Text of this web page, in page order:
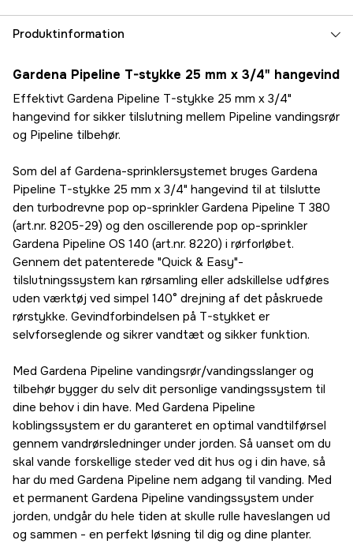
Produktinformation
Gardena Pipeline T-stykke 25 mm x 3/4" hangevind
Effektivt Gardena Pipeline T-stykke 25 mm x 3/4"
hangevind for sikker tilslutning mellem Pipeline vandingsrør
og Pipeline tilbehør.
Som del af Gardena-sprinklersystemet bruges Gardena
Pipeline T-stykke 25 mm x 3/4" hangevind til at tilslutte
den turbodrevne pop op-sprinkler Gardena Pipeline T 380
(art.nr. 8205-29) og den oscillerende pop op-sprinkler
Gardena Pipeline OS 140 (art.nr. 8220) i rørforløbet.
Gennem det patenterede "Quick & Easy"-
tilslutningssystem kan rørsamling eller adskillelse udføres
uden værktøj ved simpel 140° drejning af det påskruede
rørstykke. Gevindforbindelsen på T-stykket er
selvforseglende og sikrer vandtæt og sikker funktion.
Med Gardena Pipeline vandingsrør/vandingsslanger og
tilbehør bygger du selv dit personlige vandingssystem til
dine behov i din have. Med Gardena Pipeline
koblingssystem er du garanteret en optimal vandtilførsel
gennem vandrørsledninger under jorden. Så uanset om du
skal vande forskellige steder ved dit hus og i din have, så
har du med Gardena Pipeline nem adgang til vanding. Med
et permanent Gardena Pipeline vandingssystem under
jorden, undgår du hele tiden at skulle rulle haveslangen ud
og sammen - en perfekt løsning til dig og dine planter.